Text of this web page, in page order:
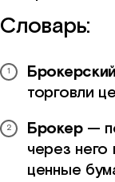
Словарь:
торговли
Брокер—
через него
ценные